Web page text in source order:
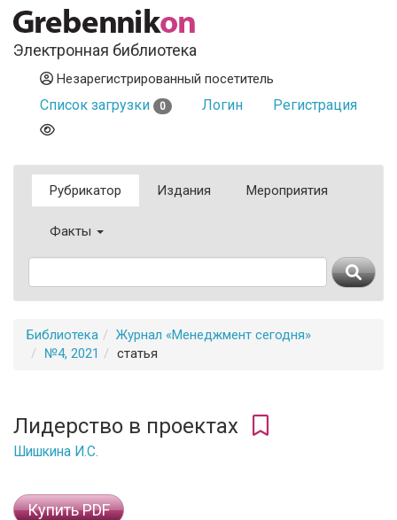
Электронная библиотека
Незарегистрированный посетитель
Список загрузки 0 Логин Регистрация
Рубрикатор Издания Мероприятия
Факты
Библиотека
Журнал «Менеджмент сегодня»
№4, 2021
статья
Лидерство в проектах
Шишкина И.С.
Купить PDF